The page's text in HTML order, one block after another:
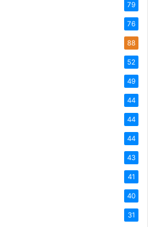
79
76
88
52
49
44
44
44
43
41
40
31